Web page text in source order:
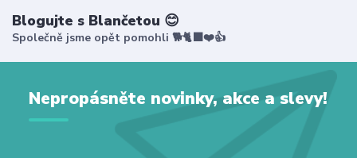
Blogujte s Blančetou 😊
Společně jsme opět pomohli 🐕🐈‍⬛❤️👍
Nepropásněte novinky, akce a slevy!